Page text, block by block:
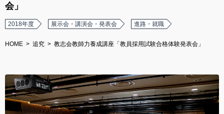
会」
2018年度 展示会・講演会・発表会 進路・就職
HOME 追究 教志会教師力養成講座「教員採用試験合格体験発表会」